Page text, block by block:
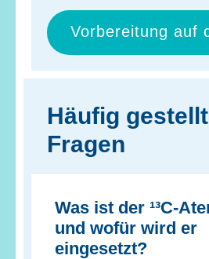
Vorbereitung auf
Häufig
Fragen
Was ist der ¹³C-
und wofür wird er
eingesetzt?